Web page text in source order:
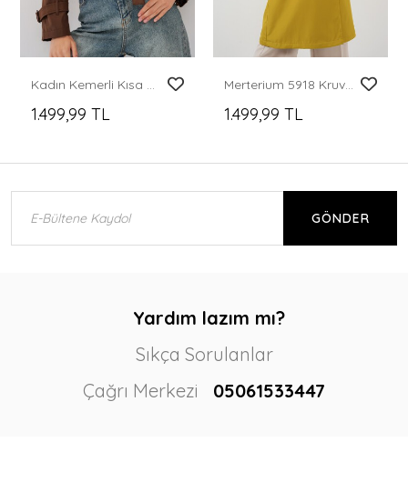
Kadın Kemerli Kısa Trençkot 5970 - Kahverengi
1.499,99 TL
Merterium 5918 Kruvaze Yaka Trençkot - Yağ Yeşil
1.499,99 TL
GÖNDER
Yardım lazım mı?
Sıkça Sorulanlar
Çağrı Merkezi
05061533447